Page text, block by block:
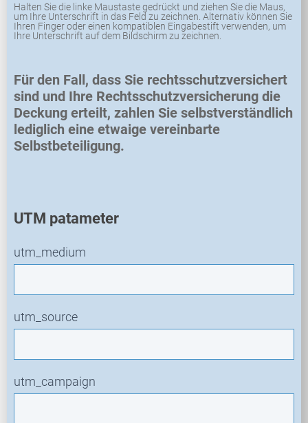
Halten Sie die linke Maustaste gedrückt und ziehen Sie die Maus,
um Ihre Unterschrift in das Feld zu zeichnen. Alternativ können Sie
Ihren Finger oder einen kompatiblen Eingabestift verwenden, um
Ihre Unterschrift auf dem Bildschirm zu zeichnen.
Für den Fall, dass Sie rechtsschutzversichert
sind und Ihre Rechtsschutzversicherung die
Deckung erteilt, zahlen Sie selbstverständlich
lediglich eine etwaige vereinbarte
Selbstbeteiligung.
UTM patameter
utm_medium
utm_source
utm_campaign